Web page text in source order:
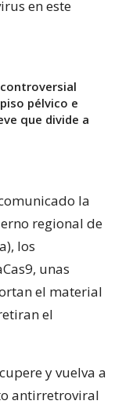
en este
pélvico e
que divide a
la
regional de
los
unas
el material
el
y vuelva a
antirretroviral